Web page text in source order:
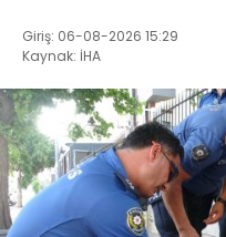
Giriş: 06-08-2026 15:29
Kaynak: İHA